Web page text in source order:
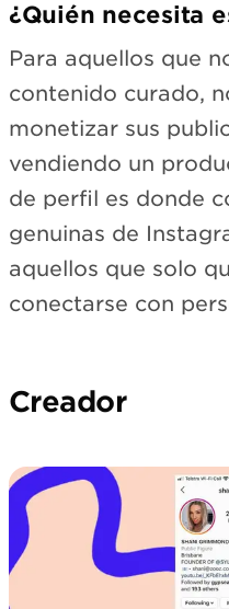
¿Quién necesita
Para aquellos que
contenido curado,
monetizar sus
vendiendo un
de perfil es donde
genuinas de
aquellos que solo
conectarse con
Creador